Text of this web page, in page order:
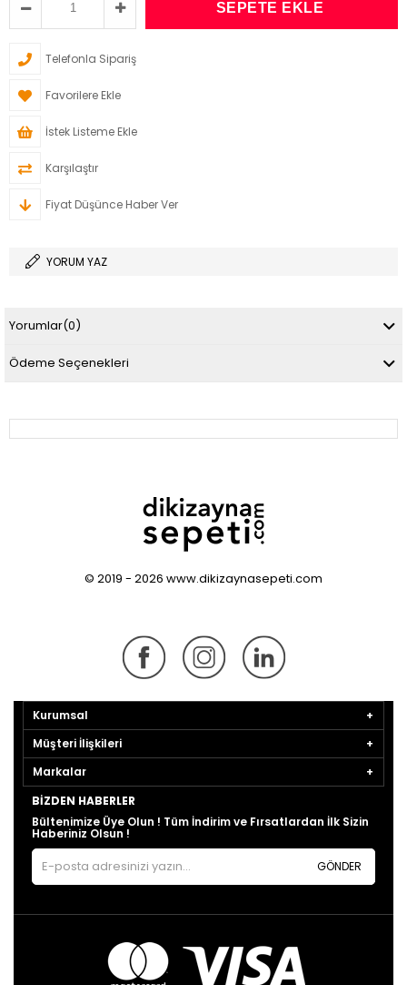
Telefonla Sipariş
Favorilere Ekle
İstek Listeme Ekle
Karşılaştır
Fiyat Düşünce Haber Ver
YORUM YAZ
Yorumlar(0)
Ödeme Seçenekleri
© 2019 - 2026 www.dikizaynasepeti.com
Kurumsal
Müşteri İlişkileri
Markalar
BIZDEN HABERLER
Bültenimize Üye Olun ! Tüm İndirim ve Fırsatlardan İlk Sizin
Haberiniz Olsun !
GÖNDER